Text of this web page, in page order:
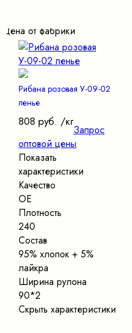
Цена от фабрики
Рибана розовая У-09-02
пенье
808 руб. /кг
Запрос
оптовой цены
Показать
характеристики
Качество
ОЕ
Плотность
240
Состав
95% хлопок + 5%
лайкра
Ширина рулона
90*2
Скрыть характеристики